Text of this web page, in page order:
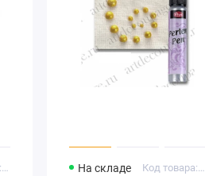
Код товара: 116241701 На складе Код товара: 116220101